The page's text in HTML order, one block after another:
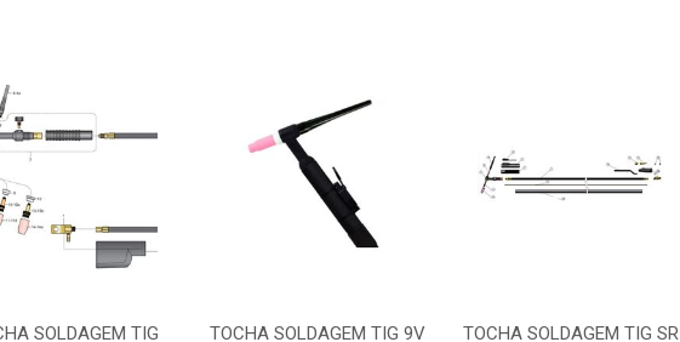
SOLDAGEM TIG
TOCHA SOLDAGEM TIG 9V
TOCHA SOLDAGEM TIG SR